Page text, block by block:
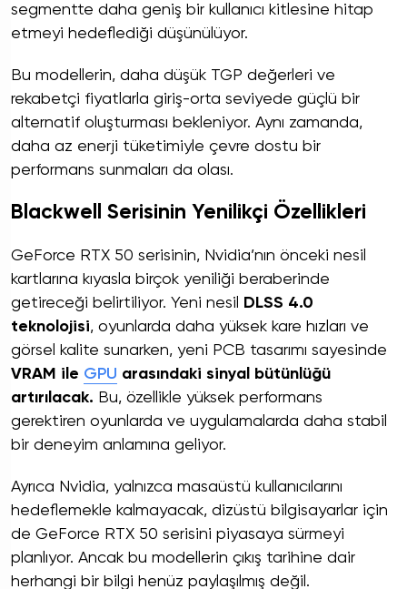
segmentte daha geniş bir kullanıcı kitlesine hitap
etmeyi hedeflediği düşünülüyor.
Bu modellerin, daha düşük TGP değerleri ve
rekabetçi fiyatlarla giriş-orta seviyede güçlü bir
alternatif oluşturması bekleniyor. Aynı zamanda,
daha az enerji tüketimiyle çevre dostu bir
performans sunmaları da olası.
Blackwell Serisinin Yenilikçi Özellikleri
GeForce RTX 50 serisinin, Nvidia’nın önceki nesil
kartlarına kıyasla birçok yeniliği beraberinde
getireceği belirtiliyor. Yeni nesil
DLSS 4.0
teknolojisi, oyunlarda daha yüksek kare hızları ve
görsel kalite sunarken, yeni PCB tasarımı sayesinde
VRAM ile GPU arasındaki sinyal bütünlüğü
artırılacak. Bu, özellikle yüksek performans
gerektiren oyunlarda ve uygulamalarda daha stabil
bir deneyim anlamına geliyor.
Ayrıca Nvidia, yalnızca masaüstü kullanıcılarını
hedeflemekle kalmayacak, dizüstü bilgisayarlar için
de GeForce RTX 50 serisini piyasaya sürmeyi
planlıyor. Ancak bu modellerin çıkış tarihine dair
herhangi bir bilgi henüz paylaşılmış değil.